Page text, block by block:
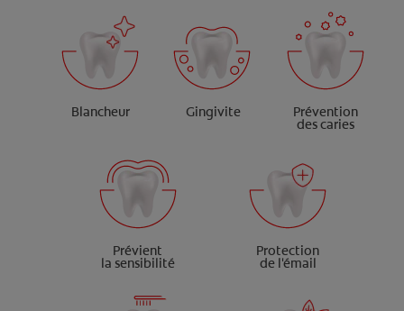
Blancheur Gingivite Prévention
des caries
Prévient
la sensibilité
Protection
de l'émail